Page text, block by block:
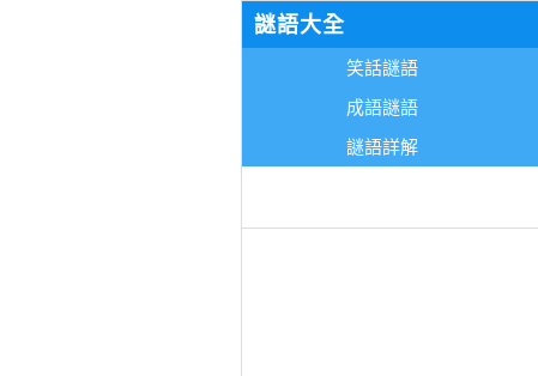
謎語大全
笑話謎語
成語謎語
謎語詳解